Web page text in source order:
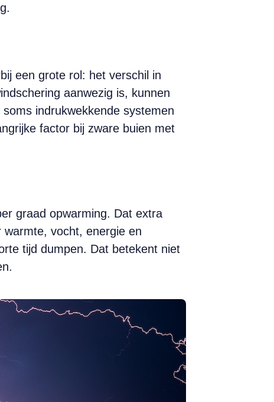
een grote rol: het verschil in
aanwezig is, kunnen
indrukwekkende systemen
factor bij zware buien met
graad opwarming. Dat extra
vocht, energie en
tijd dumpen. Dat betekent niet